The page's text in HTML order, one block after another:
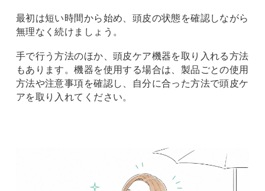
最初は短い時間から始め、頭皮の状態を確認しながら
無理なく続けましょう。
手で行う方法のほか、頭皮ケア機器を取り入れる方法
もあります。機器を使用する場合は、製品ごとの使用
方法や注意事項を確認し、自分に合った方法で頭皮ケ
アを取り入れてください。